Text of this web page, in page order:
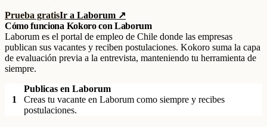
Prueba gratisIr a Laborum ↗
Cómo funciona Kokoro con Laborum
Laborum es el portal de empleo de Chile donde las empresas
publican sus vacantes y reciben postulaciones. Kokoro suma la capa
de evaluación previa a la entrevista, manteniendo tu herramienta de
siempre.
1
Publicas en Laborum
Creas tu vacante en Laborum como siempre y recibes
postulaciones.